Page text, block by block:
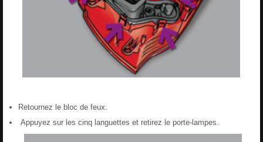
Retournez le bloc de feux.
Appuyez sur les cinq languettes et retirez le porte-lampes.